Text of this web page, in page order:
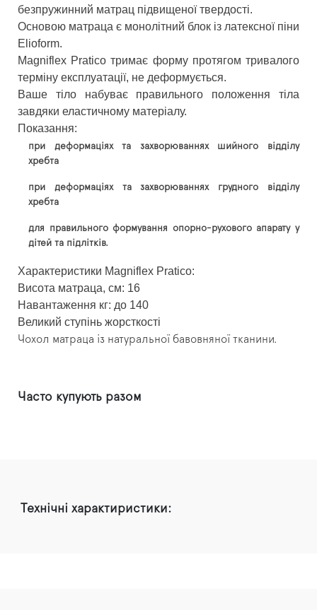
безпружинний матрац підвищеної твердості.
Основою матраца є монолітний блок із латексної піни
Elioform.
Magniflex Pratico тримає форму протягом тривалого
терміну експлуатації, не деформується.
Ваше тіло набуває правильного положення тіла
завдяки еластичному матеріалу.
Показання:
при деформаціях та захворюваннях шийного відділу
хребта
при деформаціях та захворюваннях грудного відділу
хребта
для правильного формування опорно-рухового апарату у
дітей та підлітків.
Характеристики Magniflex Pratico:
Висота матраца, см: 16
Навантаження кг: до 140
Великий ступінь жорсткості
Чохол матраца із натуральної бавовняної тканини.
Часто купують разом
Технічні характиристики: